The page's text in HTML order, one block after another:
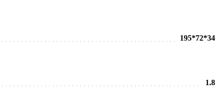
195*72*34
1.8